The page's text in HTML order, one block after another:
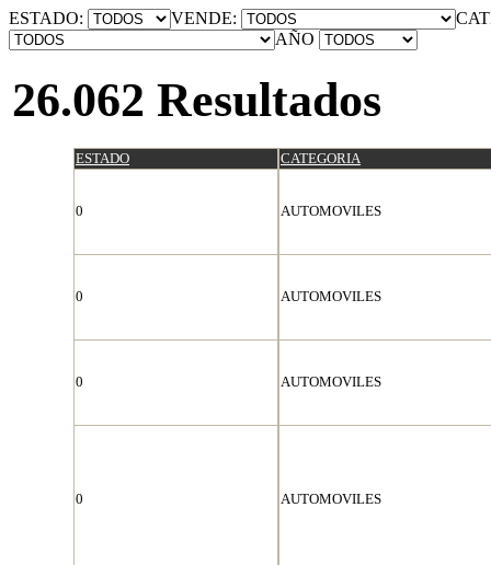
ESTADO: VENDE:
AÑO
26.062 Resultados
ESTADO CATEGORIA
0 AUTOMOVILES
0 AUTOMOVILES
0 AUTOMOVILES
0 AUTOMOVILES